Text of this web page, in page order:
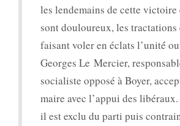
les lendemains de cette victoire
sont douloureux, les tractations
faisant voler en éclats l’unité́
Georges Le Mercier,
socialiste opposé à Boyer,
maire avec l’appui des
il est exclu du parti puis